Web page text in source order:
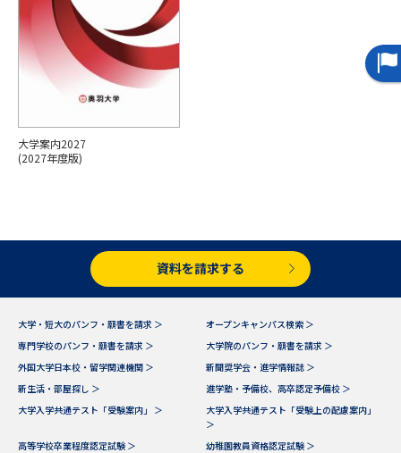
幼稚園教員資格認定試験
高等学校（情報）教員資格認定
新増設大学・学部・学科特集
国際・グローバルに強い大学特
集
データサイエンス特集 奨学金・特待生制度特集
デジタルパンフレット 進路の３択
新学年スタート号特集ページ
新学年スタート号特集ページ
（高2生用）
大学案内2027
(2027年度版)
資料を請求する
大学・短大のパンフ・願書を請求 ＞
オープンキャンパス検索 ＞
専門学校のパンフ・願書を請求 ＞
大学院のパンフ・願書を請求 ＞
外国大学日本校・留学関連機関 ＞
新聞奨学会・進学情報誌 ＞
新生活・部屋探し ＞
進学塾・予備校、高卒認定予備校 ＞
大学入学共通テスト「受験案内」 ＞
大学入学共通テスト「受験上の配慮案内」
＞
高等学校卒業程度認定試験 ＞
幼稚園教員資格認定試験 ＞